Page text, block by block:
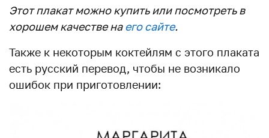
Этот плакат можно купить или посмотреть в
хорошем качестве наего сайте.
Также к некоторым коктейлям с этого плаката
есть русский перевод, чтобы не возникало
ошибок при приготовлении: